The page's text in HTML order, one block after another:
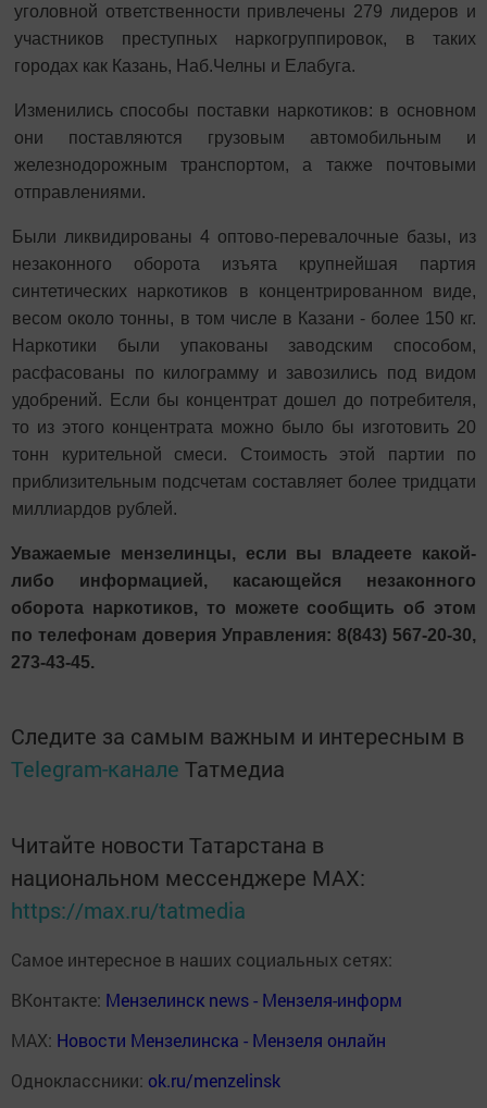
уголовной ответственности привлечены 279 лидеров и
участников преступных наркогруппировок, в таких
городах как Казань, Наб.Челны и Елабуга.
Изменились способы поставки наркотиков: в основном
они поставляются грузовым автомобильным и
железнодорожным транспортом, а также почтовыми
отправлениями.
Были ликвидированы 4 оптово-перевалочные базы, из
незаконного оборота изъята крупнейшая партия
синтетических наркотиков в концентрированном виде,
весом около тонны, в том числе в Казани - более 150 кг.
Наркотики были упакованы заводским способом,
расфасованы по килограмму и завозились под видом
удобрений. Если бы концентрат дошел до потребителя,
то из этого концентрата можно было бы изготовить 20
тонн курительной смеси. Стоимость этой партии по
приблизительным подсчетам составляет более тридцати
миллиардов рублей.
Уважаемые мензелинцы, если вы владеете какой-
либо информацией, касающейся незаконного
оборота наркотиков, то можете сообщить об этом
по телефонам доверия Управления: 8(843) 567-20-30,
273-43-45.
Следите за самым важным и интересным в
Telegram-канале Татмедиа
Читайте новости Татарстана в
национальном мессенджере MАХ:
https://max.ru/tatmedia
Самое интересное в наших социальных сетях:
ВКонтакте: Мензелинск news - Мензеля-информ
MAX: Новости Мензелинска - Мензеля онлайн
Одноклассники: ok.ru/menzelinsk